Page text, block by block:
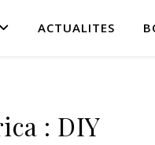
ACTUALITES
: DIY